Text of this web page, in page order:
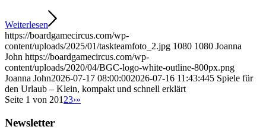
Weiterlesen
https://boardgamecircus.com/wp-
content/uploads/2025/01/taskteamfoto_2.jpg 1080 1080 Joanna
John https://boardgamecircus.com/wp-
content/uploads/2020/04/BGC-logo-white-outline-800px.png
Joanna John2026-07-17 08:00:002026-07-16 11:43:445 Spiele für
den Urlaub – Klein, kompakt und schnell erklärt
Seite 1 von 201 23›»
Newsletter